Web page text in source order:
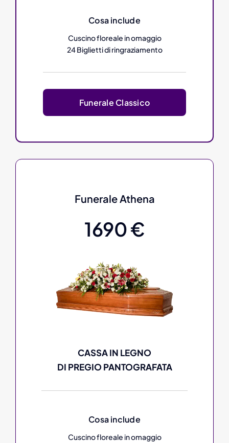
Cosa include
Cuscino floreale in omaggio
24 Biglietti di ringraziamento
Funerale Classico
Funerale Athena
1690 €
CASSA IN LEGNO
DI PREGIO PANTOGRAFATA
Cosa include
Cuscino floreale in omaggio